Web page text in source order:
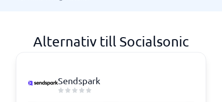
Alternativ till Socialsonic
Sendspark